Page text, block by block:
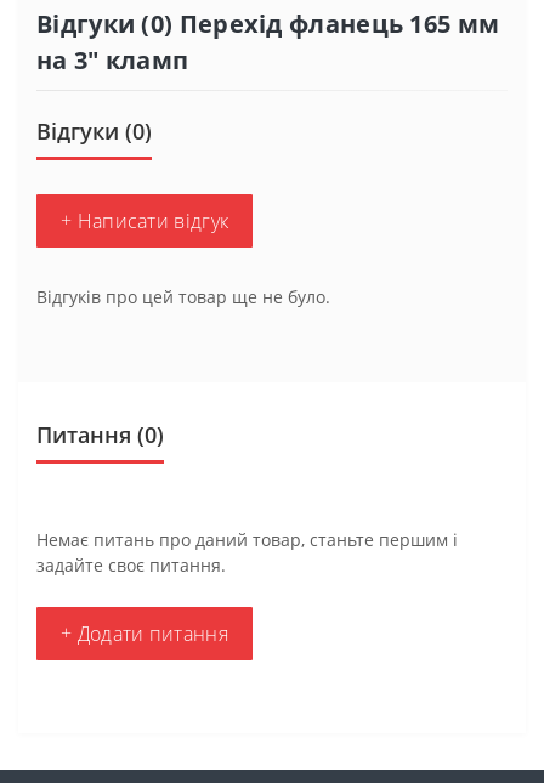
Відгуки (0) Перехід фланець 165 мм
на 3" кламп
Відгуки (0)
+ Написати відгук
Відгуків про цей товар ще не було.
Питання (0)
Немає питань про даний товар, станьте першим і
задайте своє питання.
+ Додати питання